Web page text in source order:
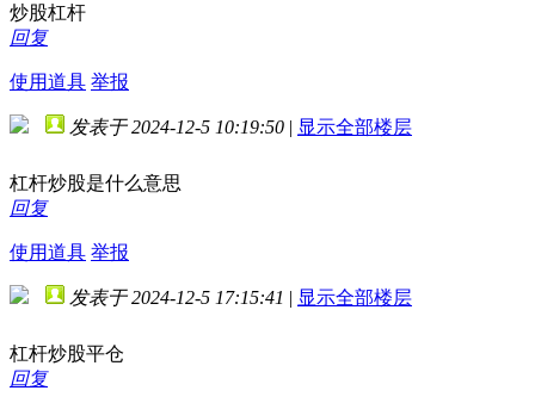
炒股杠杆
回复
使用道具 举报
发表于 2024-12-5 10:19:50 | 显示全部楼层
杠杆炒股是什么意思
回复
使用道具 举报
发表于 2024-12-5 17:15:41 | 显示全部楼层
杠杆炒股平仓
回复